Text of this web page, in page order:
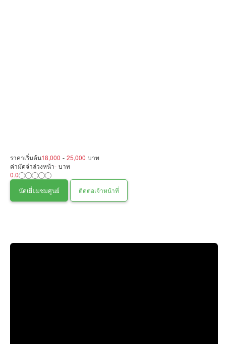
ราคาเริ่มต้น18,000 -25,000 บาท
ค่ามัดจำล่วงหน้า- บาท
0.0
นัดเยี่ยมชมศูนย์
ติดต่อเจ้าหน้าที่